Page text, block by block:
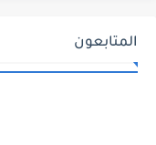
المتابعون